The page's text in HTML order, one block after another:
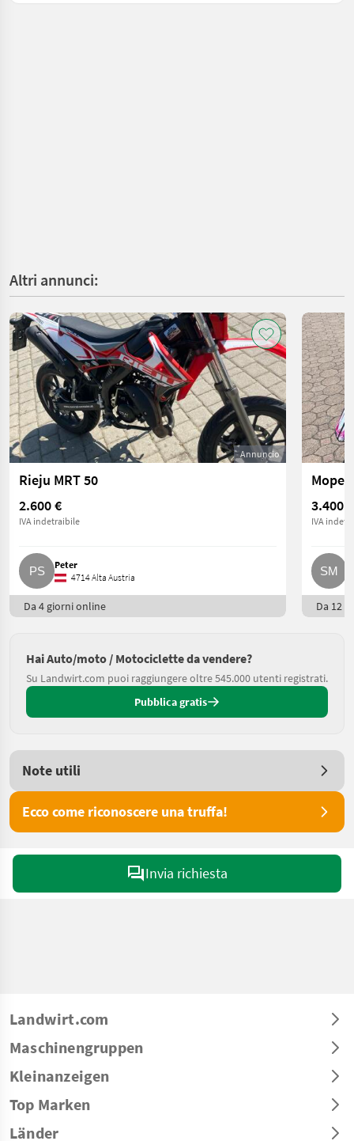
Altri annunci:
Annuncio
Rieju MRT 50
2.600 €
IVA indetraibile
Peter
4714 Alta Austria
Da 4 giorni online
3.400 €
IVA
Da 12
Hai Auto/moto / Motociclette da vendere?
Su Landwirt.com puoi raggiungere oltre 545.000 utenti registrati.
Pubblica gratis
Note utili
Ecco come riconoscere una truffa!
Invia richiesta
Landwirt.com
Maschinengruppen
Kleinanzeigen
Top Marken
Länder